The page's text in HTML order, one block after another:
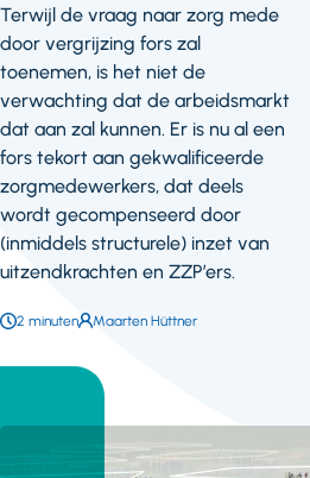
Terwijl de vraag naar zorg mede
door vergrijzing fors zal
toenemen, is het niet de
verwachting dat de arbeidsmarkt
dat aan zal kunnen. Er is nu al een
fors tekort aan gekwalificeerde
zorgmedewerkers, dat deels
wordt gecompenseerd door
(inmiddels structurele) inzet van
uitzendkrachten en ZZP’ers.
Leestijd:
2 minuten Auteur:
Maarten Hüttner